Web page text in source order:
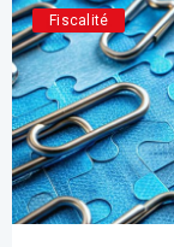
Fiscalité